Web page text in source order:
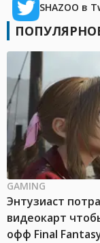
SHAZOO в
GAMING
Энтузиаст
видеокарт
офф Final